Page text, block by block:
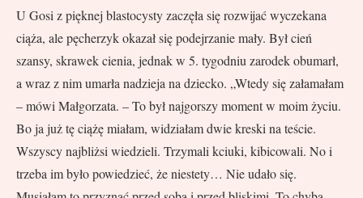
U Gosi z pięknej blastocysty zaczęła się rozwijać wyczekana
ciąża, ale pęcherzyk okazał się podejrzanie mały. Był cień
szansy, skrawek cienia, jednak w 5. tygodniu zarodek obumarł,
a wraz z nim umarła nadzieja na dziecko. „Wtedy się załamałam
– mówi Małgorzata. – To był najgorszy moment w moim życiu.
Bo ja już tę ciążę miałam, widziałam dwie kreski na teście.
Wszyscy najbliżsi wiedzieli. Trzymali kciuki, kibicowali. No i
trzeba im było powiedzieć, że niestety… Nie udało się.